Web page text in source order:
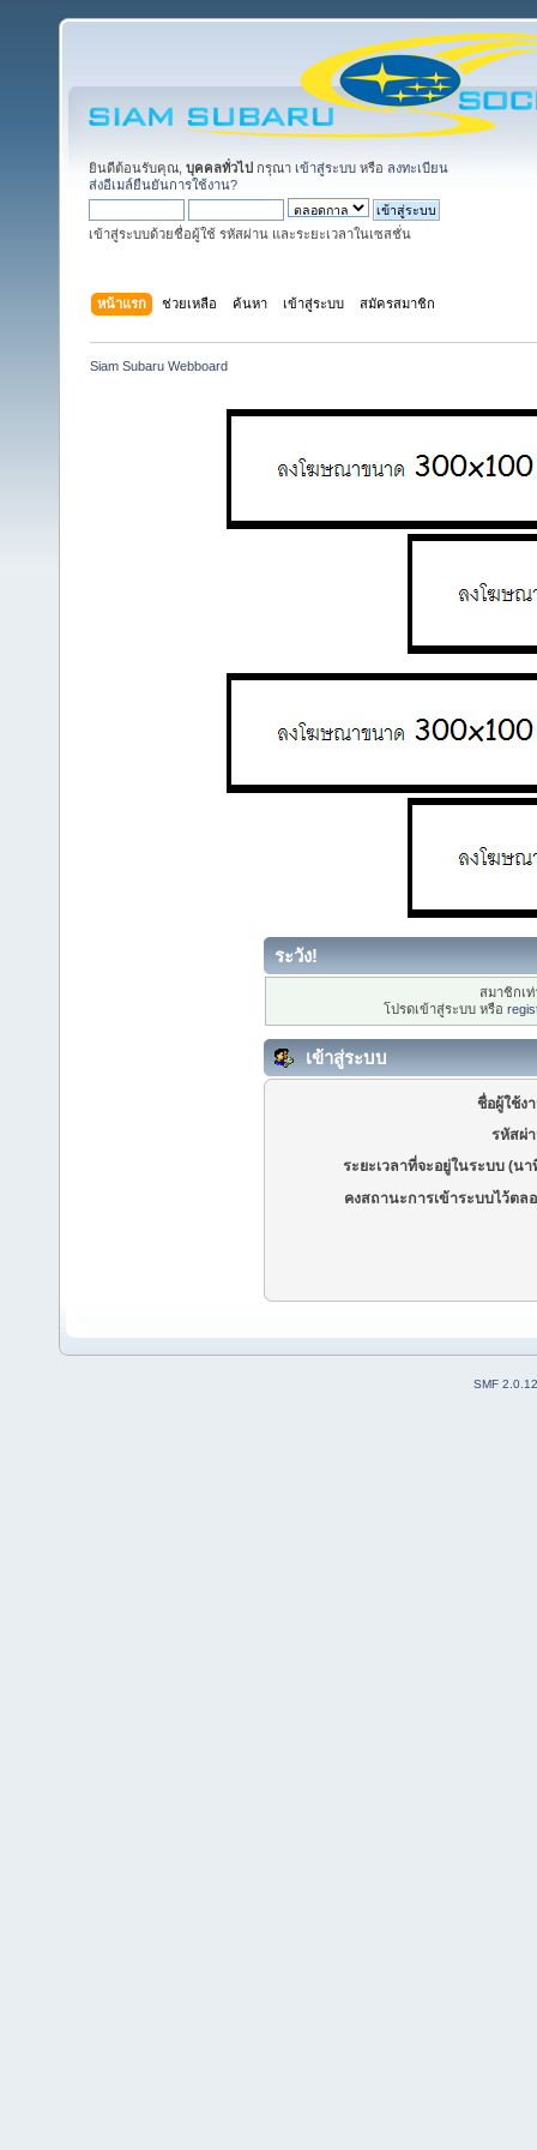
ยินดีต้อนรับคุณ, บุคคลทั่วไป กรุณา เข้าสู่ระบบ หรือ ลงทะเบียน
ส่งอีเมล์ยืนยันการใช้งาน?
เข้าสู่ระบบด้วยชื่อผู้ใช้ รหัสผ่าน และระยะเวลาในเซสชั่น
หน้าแรก ช่วยเหลือ ค้นหา เข้าสู่ระบบ สมัครสมาชิก
Siam Subaru Webboard
ระวัง!
สมาชิกเ
โปรดเข้าสู่ระบบ หรือ
เข้าสู่ระบบ
ชื่อผู้ใช้ง
รหัสผ่
ระยะเวลาที่จะอยู่ในระบบ (นา
คงสถานะการเข้าระบบไว้ตล
SMF 2.0.12